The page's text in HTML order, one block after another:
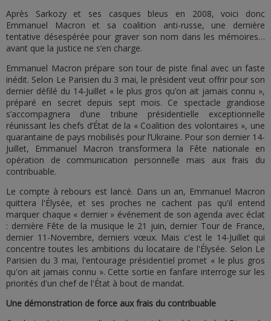
Après Sarkozy et ses casques bleus en 2008, voici donc
Emmanuel Macron et sa coalition anti-russe, une dernière
tentative désespérée pour graver son nom dans les mémoires…
avant que la justice ne s’en charge.
Emmanuel Macron prépare son tour de piste final avec un faste
inédit. Selon Le Parisien du 3 mai, le président veut offrir pour son
dernier défilé du 14-Juillet « le plus gros qu’on ait jamais connu »,
préparé en secret depuis sept mois. Ce spectacle grandiose
s’accompagnera d’une tribune présidentielle exceptionnelle
réunissant les chefs d’État de la « Coalition des volontaires », une
quarantaine de pays mobilisés pour l’Ukraine. Pour son dernier 14-
Juillet, Emmanuel Macron transformera la Fête nationale en
opération de communication personnelle mais aux frais du
contribuable.
Le compte à rebours est lancé. Dans un an, Emmanuel Macron
quittera l'Élysée, et ses proches ne cachent pas qu'il entend
marquer chaque « dernier » événement de son agenda avec éclat
: dernière Fête de la musique le 21 juin, dernier Tour de France,
dernier 11-Novembre, derniers vœux. Mais c'est le 14-Juillet qui
concentre toutes les ambitions du locataire de l'Élysée. Selon Le
Parisien du 3 mai, l'entourage présidentiel promet « le plus gros
qu'on ait jamais connu ». Cette sortie en fanfare interroge sur les
priorités d'un chef de l'État à bout de mandat.
Une démonstration de force aux frais du contribuable